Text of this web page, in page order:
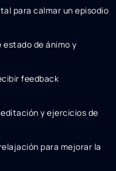
para calmar un episodio
de ánimo y
feedback
y ejercicios de
para mejorar la